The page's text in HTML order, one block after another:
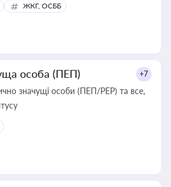
ЖКГ, ОСББ
особа (ПЕП) +7
значущі особи (ПЕП/PEP) та все,